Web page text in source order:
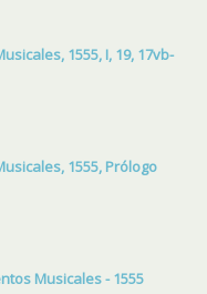
1555, I, 19, 17vb-
1555, Prólogo
Musicales - 1555